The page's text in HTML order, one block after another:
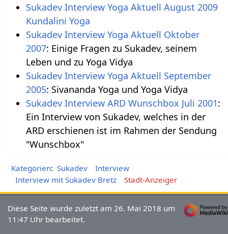
Sukadev Interview Yoga Aktuell August 2009
Kundalini Yoga
Sukadev Interview Yoga Aktuell Oktober
2007: Einige Fragen zu Sukadev, seinem
Leben und zu Yoga Vidya
Sukadev Interview Yoga Aktuell September
2005: Sivananda Yoga und Yoga Vidya
Sukadev Interview ARD Wunschbox Juli 2001:
Ein Interview von Sukadev, welches in der
ARD erschienen ist im Rahmen der Sendung
"Wunschbox"
Kategorien: Sukadev
Interview
Interview mit Sukadev Bretz
Stadt-Anzeiger
Diese Seite wurde zuletzt am 26. Mai 2018 um
11:47 Uhr bearbeitet.